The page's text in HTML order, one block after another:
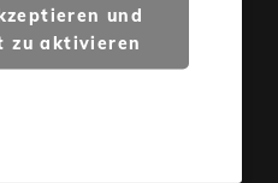
und
zu aktivieren